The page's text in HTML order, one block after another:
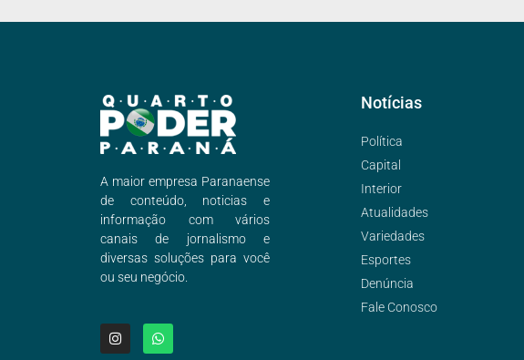
A maior empresa Paranaense
de conteúdo, noticias e
informação com vários
canais de jornalismo e
diversas soluções para você
ou seu negócio.
Notícias
Política
Capital
Interior
Atualidades
Variedades
Esportes
Denúncia
Fale Conosco